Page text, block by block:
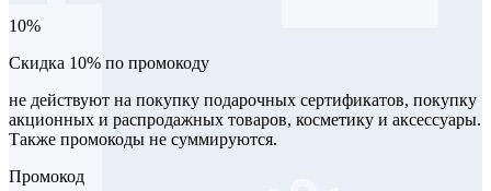
10%
Скидка 10% по промокоду
не действуют на покупку подарочных сертификатов, покупку
акционных и распродажных товаров, косметику и аксессуары.
Также промокоды не суммируются.
Промокод